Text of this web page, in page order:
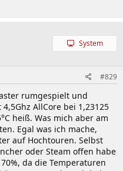
System
#829
rumgespielt und
AllCore bei 1,23125
heiß. Was mich aber am
Egal was ich mache,
auf Hochtouren. Selbst
oder Steam offen habe
da die Temperaturen